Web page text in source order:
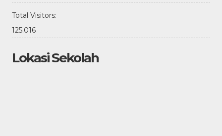
Total Visitors:
125.016
Lokasi Sekolah